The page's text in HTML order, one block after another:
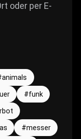
oder per E-
animals
funk
messer